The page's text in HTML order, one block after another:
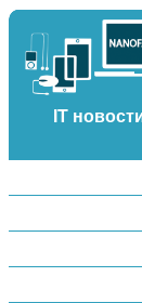
IT